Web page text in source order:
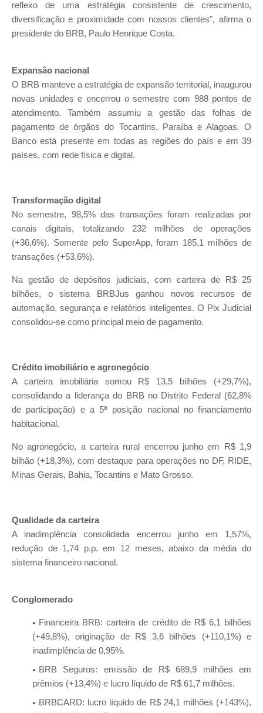
reflexo de uma estratégia consistente de crescimento,
diversificação e proximidade com nossos clientes", afirma o
presidente do BRB, Paulo Henrique Costa.
Expansão nacional
O BRB manteve a estratégia de expansão territorial, inaugurou
novas unidades e encerrou o semestre com 988 pontos de
atendimento. Também assumiu a gestão das folhas de
pagamento de órgãos do Tocantins, Paraíba e Alagoas. O
Banco está presente em todas as regiões do país e em 39
países, com rede física e digital.
Transformação digital
No semestre, 98,5% das transações foram realizadas por
canais digitais, totalizando 232 milhões de operações
(+36,6%). Somente pelo SuperApp, foram 185,1 milhões de
transações (+53,6%).
Na gestão de depósitos judiciais, com carteira de R$ 25
bilhões, o sistema BRBJus ganhou novos recursos de
automação, segurança e relatórios inteligentes. O Pix Judicial
consolidou-se como principal meio de pagamento.
Crédito imobiliário e agronegócio
A carteira imobiliária somou R$ 13,5 bilhões (+29,7%),
consolidando a liderança do BRB no Distrito Federal (62,8%
de participação) e a 5ª posição nacional no financiamento
habitacional.
No agronegócio, a carteira rural encerrou junho em R$ 1,9
bilhão (+18,3%), com destaque para operações no DF, RIDE,
Minas Gerais, Bahia, Tocantins e Mato Grosso.
Qualidade da carteira
A inadimplência consolidada encerrou junho em 1,57%,
redução de 1,74 p.p. em 12 meses, abaixo da média do
sistema financeiro nacional.
Conglomerado
Financeira BRB: carteira de crédito de R$ 6,1 bilhões
(+49,8%), originação de R$ 3,6 bilhões (+110,1%) e
inadimplência de 0,95%.
BRB Seguros: emissão de R$ 689,9 milhões em
prêmios (+13,4%) e lucro líquido de R$ 61,7 milhões.
BRBCARD: lucro líquido de R$ 24,1 milhões (+143%),